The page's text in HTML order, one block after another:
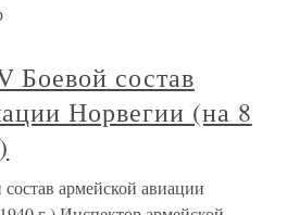
Боевой состав
Норвегии (на 8
армейской авиации